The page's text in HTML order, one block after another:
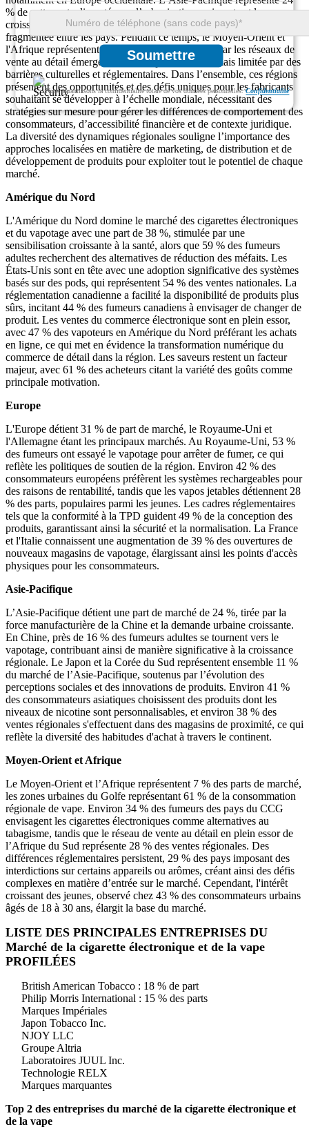
Soumettre
Nous garantissons la confidentialité totale de vos données personnelles.Confidentialité
% de cette part, alimentée par l’urbanisation croissante et la
croissance du revenu disponible, même si la réglementation reste
fragmentée entre les pays. Pendant ce temps, le Moyen-Orient et
l'Afrique représentent une part de 7 %, soutenue par les réseaux de
vente au détail émergents dans les pôles urbains mais limitée par des
barrières culturelles et réglementaires. Dans l’ensemble, ces régions
présentent des opportunités et des défis uniques pour les fabricants
souhaitant se développer à l’échelle mondiale, nécessitant des
stratégies sur mesure pour gérer les différences de comportement des
consommateurs, d’accessibilité financière et de contexte juridique.
La diversité des dynamiques régionales souligne l’importance des
approches localisées en matière de marketing, de distribution et de
développement de produits pour exploiter tout le potentiel de chaque
marché.
Amérique du Nord
L'Amérique du Nord domine le marché des cigarettes électroniques
et du vapotage avec une part de 38 %, stimulée par une
sensibilisation croissante à la santé, alors que 59 % des fumeurs
adultes recherchent des alternatives de réduction des méfaits. Les
États-Unis sont en tête avec une adoption significative des systèmes
basés sur des pods, qui représentent 54 % des ventes nationales. La
réglementation canadienne a facilité la disponibilité de produits plus
sûrs, incitant 44 % des fumeurs canadiens à envisager de changer de
produit. Les ventes du commerce électronique sont en plein essor,
avec 47 % des vapoteurs en Amérique du Nord préférant les achats
en ligne, ce qui met en évidence la transformation numérique du
commerce de détail dans la région. Les saveurs restent un facteur
majeur, avec 61 % des acheteurs citant la variété des goûts comme
principale motivation.
Europe
L'Europe détient 31 % de part de marché, le Royaume-Uni et
l'Allemagne étant les principaux marchés. Au Royaume-Uni, 53 %
des fumeurs ont essayé le vapotage pour arrêter de fumer, ce qui
reflète les politiques de soutien de la région. Environ 42 % des
consommateurs européens préfèrent les systèmes rechargeables pour
des raisons de rentabilité, tandis que les vapos jetables détiennent 28
% des parts, populaires parmi les jeunes. Les cadres réglementaires
tels que la conformité à la TPD guident 49 % de la conception des
produits, garantissant ainsi la sécurité et la normalisation. La France
et l'Italie connaissent une augmentation de 39 % des ouvertures de
nouveaux magasins de vapotage, élargissant ainsi les points d'accès
physiques pour les consommateurs.
Asie-Pacifique
L’Asie-Pacifique détient une part de marché de 24 %, tirée par la
force manufacturière de la Chine et la demande urbaine croissante.
En Chine, près de 16 % des fumeurs adultes se tournent vers le
vapotage, contribuant ainsi de manière significative à la croissance
régionale. Le Japon et la Corée du Sud représentent ensemble 11 %
du marché de l’Asie-Pacifique, soutenus par l’évolution des
perceptions sociales et des innovations de produits. Environ 41 %
des consommateurs asiatiques choisissent des produits dont les
niveaux de nicotine sont personnalisables, et environ 38 % des
ventes régionales s'effectuent dans des magasins de proximité, ce qui
reflète la diversité des habitudes d'achat à travers le continent.
Moyen-Orient et Afrique
Le Moyen-Orient et l’Afrique représentent 7 % des parts de marché,
les zones urbaines du Golfe représentant 61 % de la consommation
régionale de vape. Environ 34 % des fumeurs des pays du CCG
envisagent les cigarettes électroniques comme alternatives au
tabagisme, tandis que le réseau de vente au détail en plein essor de
l’Afrique du Sud représente 28 % des ventes régionales. Des
différences réglementaires persistent, 29 % des pays imposant des
interdictions sur certains appareils ou arômes, créant ainsi des défis
complexes en matière d’entrée sur le marché. Cependant, l'intérêt
croissant des jeunes, observé chez 43 % des consommateurs urbains
âgés de 18 à 30 ans, élargit la base du marché.
LISTE DES PRINCIPALES ENTREPRISES DU
Marché de la cigarette électronique et de la vape
PROFILÉES
British American Tobacco : 18 % de part
Philip Morris International : 15 % des parts
Marques Impériales
Japon Tobacco Inc.
NJOY LLC
Groupe Altria
Laboratoires JUUL Inc.
Technologie RELX
Marques marquantes
Top 2 des entreprises du marché de la cigarette électronique et
de la vape